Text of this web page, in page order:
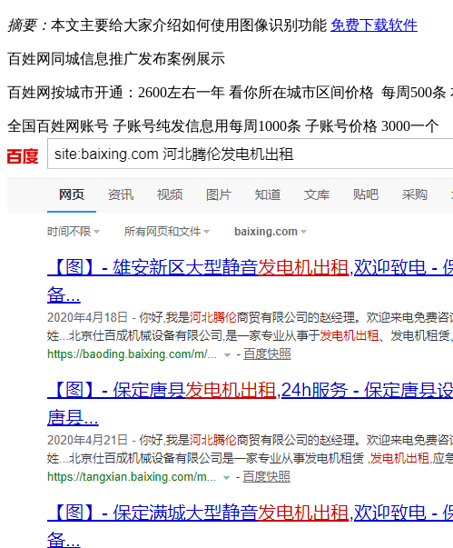
摘要： 本文主要给大家介绍如何使用图像识别功能 免费下载软件
百姓网同城信息推广发布案例展示
百姓网按城市开通：2600左右一年 看你所在城市区间价格 每周500条
全国百姓网账号 子账号纯发信息用每周1000条 子账号价格 3000一个